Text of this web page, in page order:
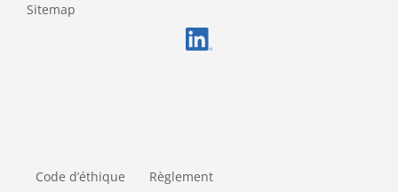
Sitemap
Code d’éthique Règlement